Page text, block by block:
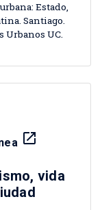
Estado,
Santiago.
Urbanos UC.
launch
vida